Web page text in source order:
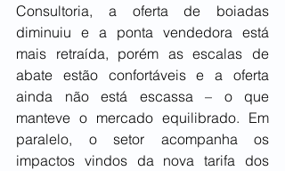
Consultoria, a oferta de boiadas
diminuiu e a ponta vendedora está
mais retraída, porém as escalas de
abate estão confortáveis e a oferta
ainda não está escassa – o que
manteve o mercado equilibrado. Em
paralelo, o setor acompanha os
impactos vindos da nova tarifa dos